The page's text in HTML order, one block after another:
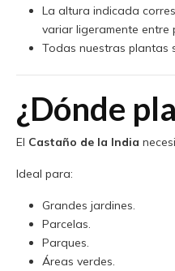
La altura indicada
variar ligeramente entre
Todas nuestras plantas
¿Dónde
El Castaño de la India
Ideal para:
Grandes jardines.
Parcelas.
Parques.
Áreas verdes.